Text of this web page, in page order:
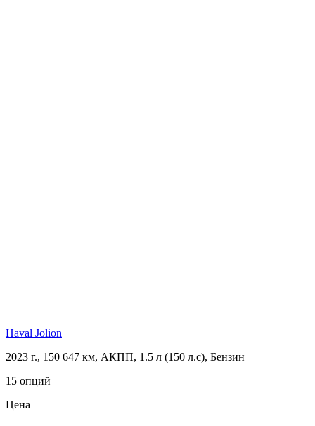
Haval Jolion
2023 г., 150 647 км, АКПП, 1.5 л (150 л.с), Бензин
15 опций
Цена